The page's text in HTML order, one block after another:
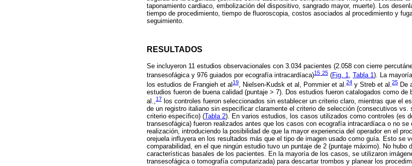
taponamiento cardiaco, embolización del dispositivo, sangrado mayor, muerte). Los
tiempo de procedimiento, tiempo de fluoroscopia, costos asociados al procedimiento y
seguimiento.
RESULTADOS
Se incluyeron 11 estudios observacionales con 3.034 pacientes (2.058 con cierre
transesofágica y 976 guiados por ecografía intracardíaca)15-25 (Fig. 1, Tabla 1). La
los estudios de Frangieh et al 19 , Nielsen-Kudsk et al, Pommier et al. 24 y Streb et al. 25 De
estudios fueron de buena calidad (puntaje > 7). Dos estudios fueron catalogados como
al.,17 los controles fueron seleccionados sin establecer un criterio claro, mientras que el
de un registro italiano sin especificar claramente el criterio de selección (consecutivos vs.
criterio específico) (Tabla 2). En varios estudios, los casos utilizados como controles (es
transesofágica) fueron realizados antes que los casos con ecografía intracardíaca o no
realización, introduciendo la posibilidad de que la mayor experiencia del operador en el
orejuela influyera en los resultados más que el tipo de imagen usado como guía. Esto se
comparabilidad, en el que ningún estudio tuvo un puntaje de 2 (puntaje máximo). No hubo
características basales de los pacientes. En la mayoría de los casos, se utilizaron
transesofágica o tomografía computarizada) para descartar trombos y planear los